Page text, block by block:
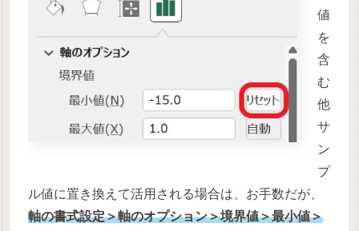
値
を
含
む
他
サ
ン
プ
ル値に置き換えて活用される場合は、お手数だが、
軸の書式設定＞軸のオプション＞境界値＞最小値＞